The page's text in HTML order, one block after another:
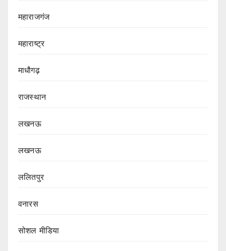
महाराजगंज
महाराष्ट्र
माधौगढ़
राजस्थान
लखनऊ
लखनऊ
ललितपुर
वनारस
सोशल मीडिया